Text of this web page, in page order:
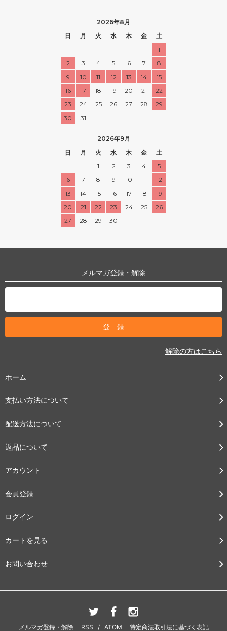
2026年8月
日
月 火 水 木 金
土
1
2
3 4 5 6 7
8
9
10 11 12 13 14
15
16
17 18 19 20 21
22
23
24 25 26 27 28
29
30
31
2026年9月
日
月 火 水 木 金
土
1
2 3 4
5
6
7 8 9 10 11
12
13
14 15 16 17 18
19
20
21 22 23 24 25
26
27
28 29 30
メルマガ登録・解除
解除の方はこちら
ホーム
支払い方法について
配送方法について
返品について
アカウント
会員登録
ログイン
カートを見る
お問い合わせ
メルマガ登録・解除 RSS / ATOM 特定商法取引法に基づく表記